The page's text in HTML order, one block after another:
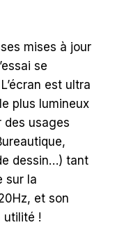
mises à jour
se
est ultra
plus lumineux
des usages
dessin…) tant
sur la
et son
utilité !